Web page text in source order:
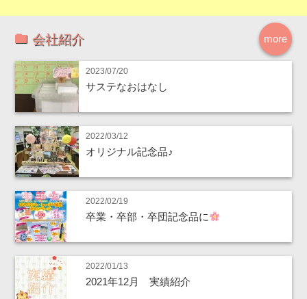
more
会社紹介
2023/07/20
サステなおはなし
2022/03/12
オリジナル記念品♪
2022/02/19
卒業・卒部・卒団記念品に
2022/01/13
2021年12月 実績紹介